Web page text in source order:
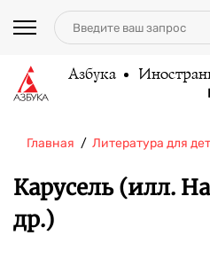
Азбука
Главная Литература для
Карусель (илл.
др.)